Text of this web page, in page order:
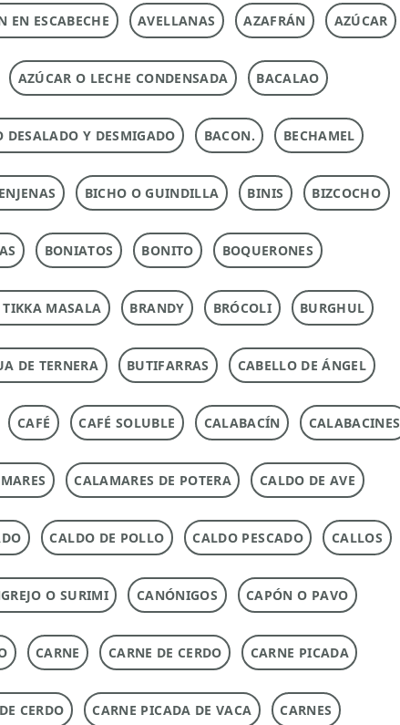
EN ESCABECHE AVELLANAS AZAFRÁN AZÚCAR
AZÚCAR O LECHE CONDENSADA BACALAO
DESALADO Y DESMIGADO BACON. BECHAMEL
BICHO O GUINDILLA BINIS BIZCOCHO
BONIATOS BONITO BOQUERONES
TIKKA MASALA BRANDY BRÓCOLI BURGHUL
DE TERNERA BUTIFARRAS CABELLO DE ÁNGEL
CAFÉ CAFÉ SOLUBLE CALABACÍN CALABACINES
CALAMARES DE POTERA CALDO DE AVE
CALDO DE POLLO CALDO PESCADO CALLOS
O SURIMI CANÓNIGOS CAPÓN O PAVO
CARNE CARNE DE CERDO CARNE PICADA
CERDO CARNE PICADA DE VACA CARNES